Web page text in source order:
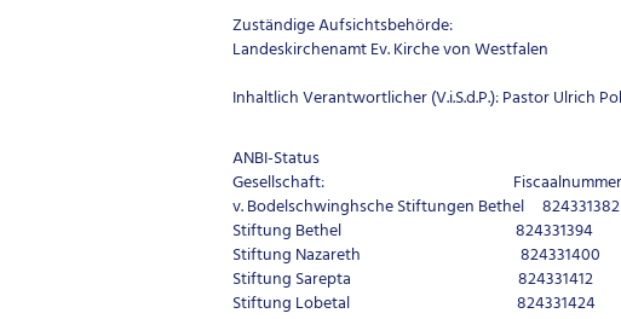
Zuständige Aufsichtsbehörde:
Landeskirchenamt Ev. Kirche von Westfalen
Inhaltlich Verantwortlicher (V.i.S.d.P.): Pastor Ulrich
ANBI-Status
Gesellschaft:
v. Bodelschwinghsche Stiftungen Bethel 824331382
Stiftung Bethel 824331394
Stiftung Nazareth 824331400
Stiftung Sarepta 824331412
Stiftung Lobetal 824331424